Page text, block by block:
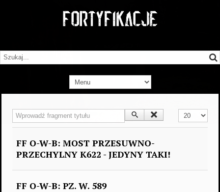
Wprowadź fragment tytułu Pokaż #
FF O-W-B: MOST PRZESUWNO-
PRZECHYLNY K622 - JEDYNY TAKI!
FF O-W-B: PZ. W. 589